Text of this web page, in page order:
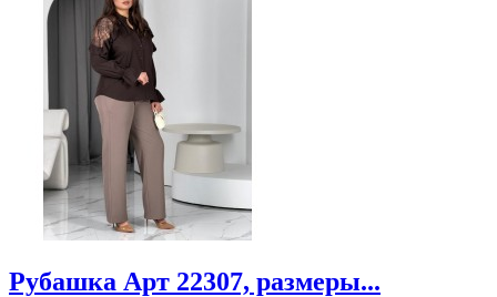
Рубашка Арт 22307, размеры...